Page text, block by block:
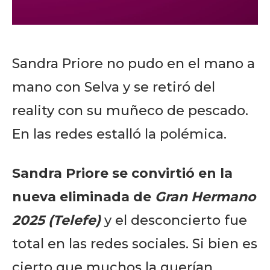
Sandra Priore no pudo en el mano a
mano con Selva y se retiró del
reality con su muñeco de pescado.
En las redes estalló la polémica.
Sandra Priore se convirtió en la
nueva eliminada de Gran Hermano
2025 (Telefe)y el desconcierto fue
total en las redes sociales. Si bien es